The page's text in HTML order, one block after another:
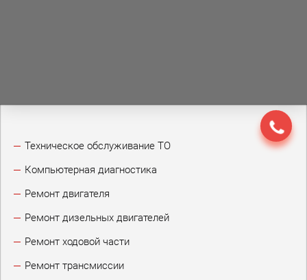
Техническое обслуживание ТО
Компьютерная диагностика
Ремонт двигателя
Ремонт дизельных двигателей
Ремонт ходовой части
Ремонт трансмиссии